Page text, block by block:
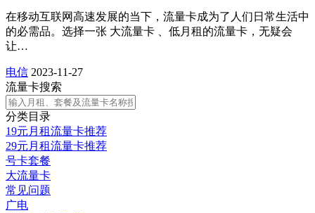
在移动互联网高速发展的当下，流量卡成为了人们日常生活中
的必需品。选择一张 大流量卡 、低月租的流量卡，无疑会
让…
电信 2023-11-27
流量卡搜索
分类目录
19元月租流量卡推荐
29元月租流量卡推荐
号卡套餐
大流量卡
常见问题
广电